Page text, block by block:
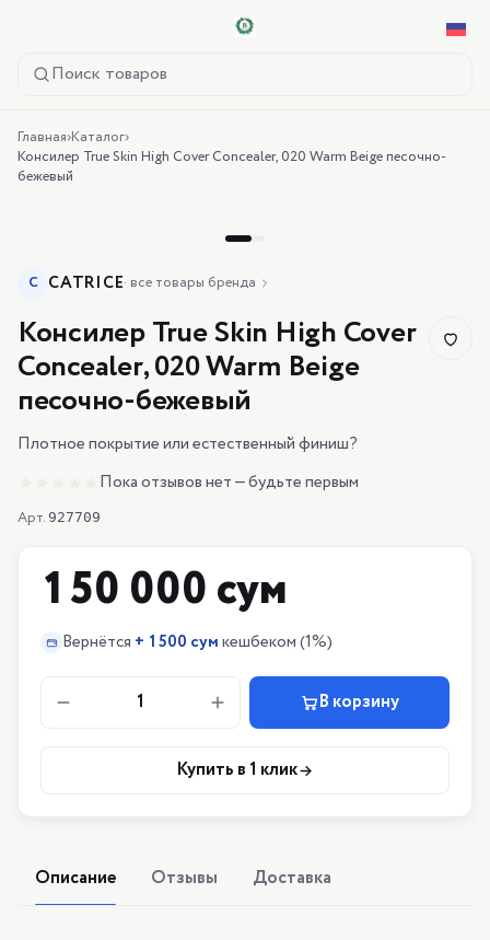
Поиск товаров
Главная›Каталог›
Консилер True Skin High Cover Concealer, 020 Warm Beige песочно-
бежевый
C CATRICE· все товары бренда
Консилер True Skin High Cover
Concealer, 020 Warm Beige
песочно-бежевый
Плотное покрытие или естественный финиш?
Пока отзывов нет — будьте первым
Арт. 927709
150 000 сум
Вернётся + 1500 сумкешбеком(1%)
1 В корзину
Купить в 1 клик
Описание Отзывы Доставка